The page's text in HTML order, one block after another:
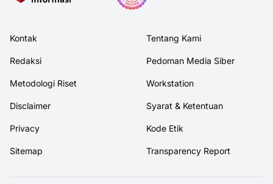
Kontak Tentang Kami
Redaksi Pedoman Media Siber
Metodologi Riset Workstation
Disclaimer Syarat & Ketentuan
Privacy Kode Etik
Sitemap Transparency Report